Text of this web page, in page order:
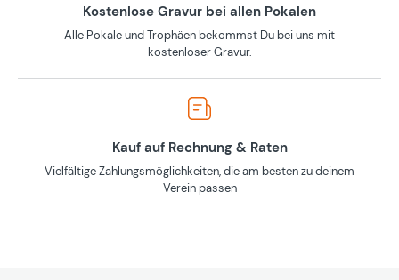
Kostenlose Gravur bei allen Pokalen
Alle Pokale und Trophäen bekommst Du bei uns mit
kostenloser Gravur.
Kauf auf Rechnung & Raten
Vielfältige Zahlungsmöglichkeiten, die am besten zu deinem
Verein passen